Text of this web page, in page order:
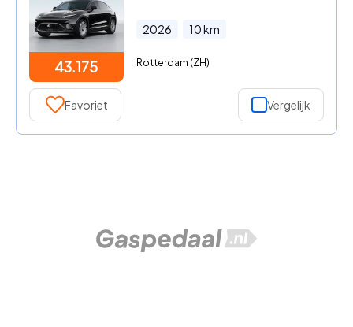
43.175
2026 10km
Rotterdam (ZH)
Favoriet Vergelijk